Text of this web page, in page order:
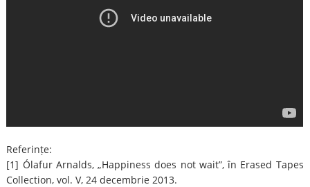
Referințe:
[1] Ólafur Arnalds, „Happiness does not wait”, în Erased Tapes
Collection, vol. V, 24 decembrie 2013.